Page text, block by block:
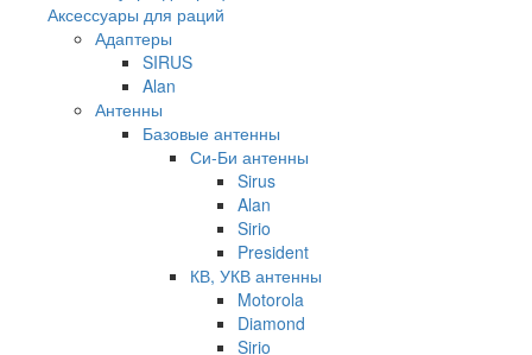
Аксессуары для раций
Адаптеры
SIRUS
Alan
Антенны
Базовые антенны
Си-Би антенны
Sirus
Alan
Sirio
President
КВ, УКВ антенны
Motorola
Diamond
Sirio